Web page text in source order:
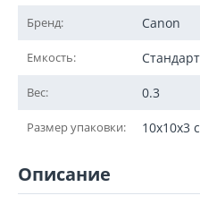
Бренд: Canon
Емкость:
Вес: 0.3
Размер упаковки: 10x10x3
Описание